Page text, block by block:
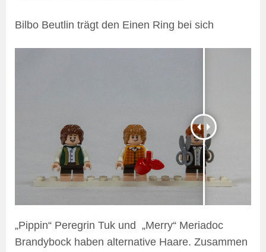
Bilbo Beutlin trägt den Einen Ring bei sich
„Pippin“ Peregrin Tuk und „Merry“ Meriadoc
Brandybock haben alternative Haare. Zusammen